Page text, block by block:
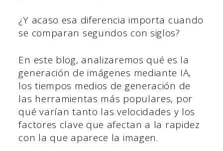
¿Y acaso esa diferencia importa cuando
se comparan segundos con siglos?
En este blog, analizaremos qué es la
generación de imágenes mediante IA,
los tiempos medios de generación de
las herramientas más populares, por
qué varían tanto las velocidades y los
factores clave que afectan a la rapidez
con la que aparece la imagen.